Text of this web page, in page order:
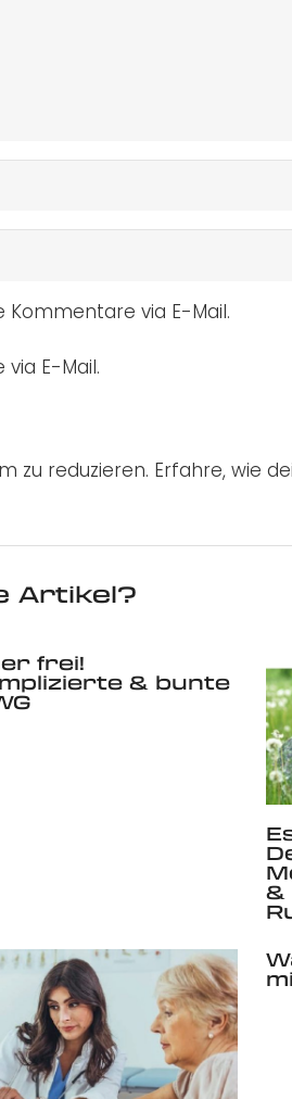
via E-Mail.
E-Mail.
zu reduzieren. Erfahre, wie
Artikel?
frei!
& bunte
&